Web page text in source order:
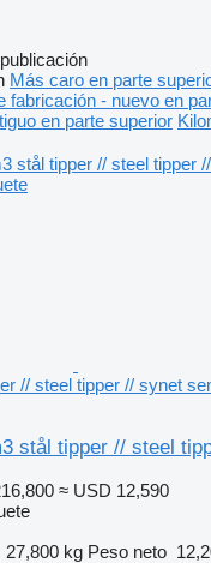
Más caro en parte
fabricación - nuevo en
en parte superior
// steel tipper // synet
stål tipper // steel
≈ USD 12,590
27,800 kg Peso neto